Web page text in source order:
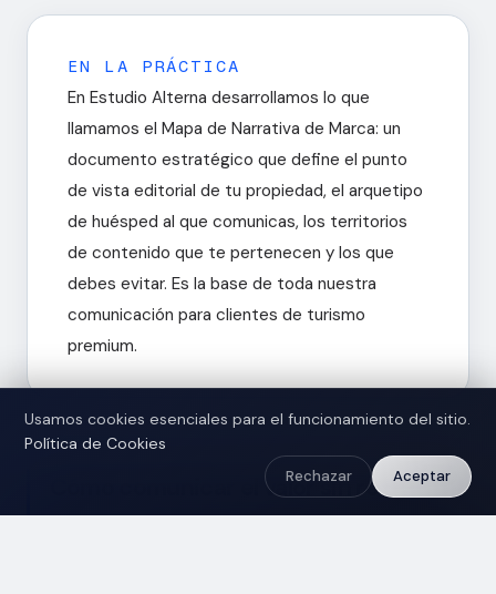
EN LA PRÁCTICA
En Estudio Alterna desarrollamos lo que
llamamos el Mapa de Narrativa de Marca: un
documento estratégico que define el punto
de vista editorial de tu propiedad, el arquetipo
de huésped al que comunicas, los territorios
de contenido que te pertenecen y los que
debes evitar. Es la base de toda nuestra
comunicación para clientes de turismo
premium.
Cómo comunicar el valor sin revelar el
precio
Branding
Diseño Web
PR & Medios
Contacto
SÍGUENOS
LinkedIn
Behance
©
Estudio Alterna Comunicación. Todos los
PrivacidadTérminos
Usamos cookies esenciales para el funcionamiento del sitio.
Política de Cookies
Rechazar Aceptar